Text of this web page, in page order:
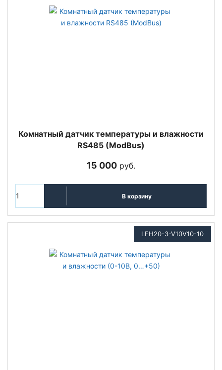
Комнатный датчик температуры и влажности
RS485 (ModBus)
15 000 руб.
В корзину
LFH20-3-V10V10-10